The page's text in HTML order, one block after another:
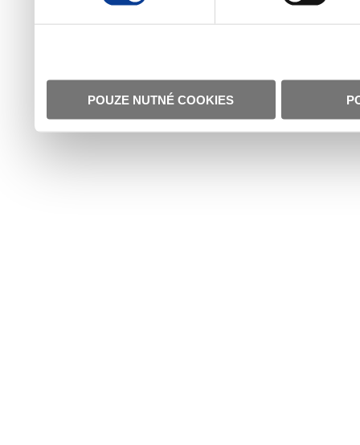
POUZE NUTNÉ COOKIES